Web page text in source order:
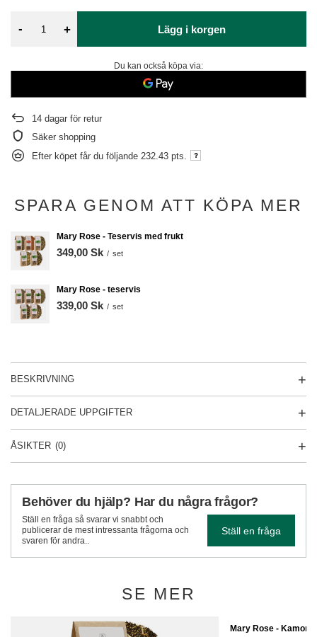
- + Lägg i korgen
Du kan också köpa via:
14 dagar för retur
Säker shopping
Efter köpet får du följande 232.43 pts.
SPARA GENOM ATT KÖPA MER
Mary Rose - Teservis med frukt
349,00 Sk / set
Mary Rose - teservis
339,00 Sk / set
BESKRIVNING
DETALJERADE UPPGIFTER
ÅSIKTER (0)
Behöver du hjälp? Har du några frågor?
Ställ en fråga så svarar vi snabbt och
publicerar de mest intressanta frågorna och
svaren för andra..
Ställ en fråga
SE MER
Mary Rose -